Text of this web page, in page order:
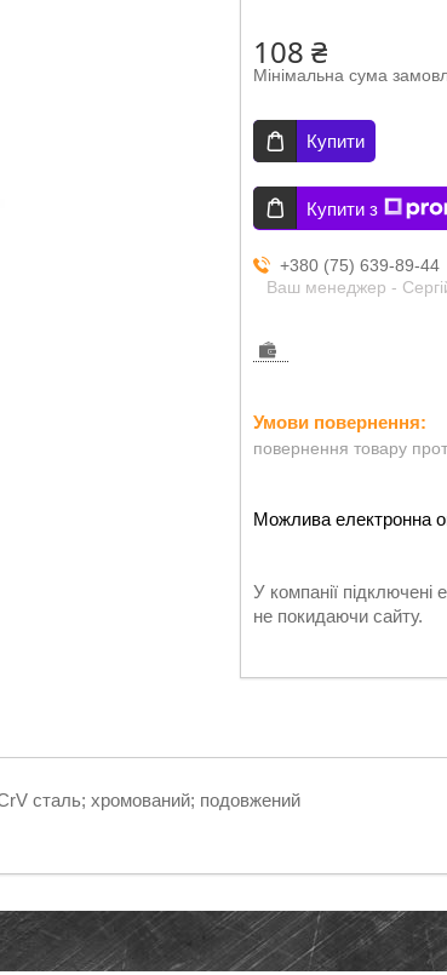
108 ₴
Мінімальна сума
Купити
Купити з
+380 (75) 639-89-44
Ваш менеджер -
повернення товару
У компанії
не покидаючи сайту.
сталь; хромований; подовжений